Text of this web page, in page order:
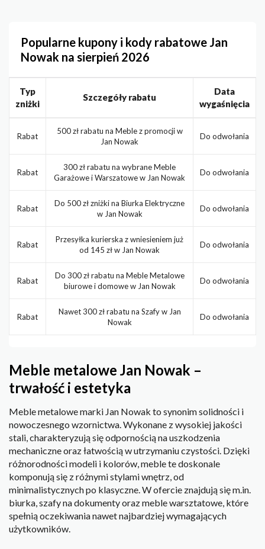
Popularne kupony i kody rabatowe Jan
Nowak na sierpień 2026
Typ
zniżki
Szczegóły rabatu
Data
wygaśnięcia
Rabat
500 zł rabatu na Meble z promocji w
Jan Nowak
Do odwołania
Rabat
300 zł rabatu na wybrane Meble
Garażowe i Warszatowe w Jan Nowak
Do odwołania
Rabat
Do 500 zł zniżki na Biurka Elektryczne
w Jan Nowak
Do odwołania
Rabat
Przesyłka kurierska z wniesieniem już
od 145 zł w Jan Nowak
Do odwołania
Rabat
Do 300 zł rabatu na Meble Metalowe
biurowe i domowe w Jan Nowak
Do odwołania
Rabat
Nawet 300 zł rabatu na Szafy w Jan
Nowak
Do odwołania
Meble metalowe Jan Nowak –
trwałość i estetyka
Meble metalowe marki Jan Nowak to synonim solidności i
nowoczesnego wzornictwa. Wykonane z wysokiej jakości
stali, charakteryzują się odpornością na uszkodzenia
mechaniczne oraz łatwością w utrzymaniu czystości. Dzięki
różnorodności modeli i kolorów, meble te doskonale
komponują się z różnymi stylami wnętrz, od
minimalistycznych po klasyczne. W ofercie znajdują się m.in.
biurka, szafy na dokumenty oraz meble warsztatowe, które
spełnią oczekiwania nawet najbardziej wymagających
użytkowników.